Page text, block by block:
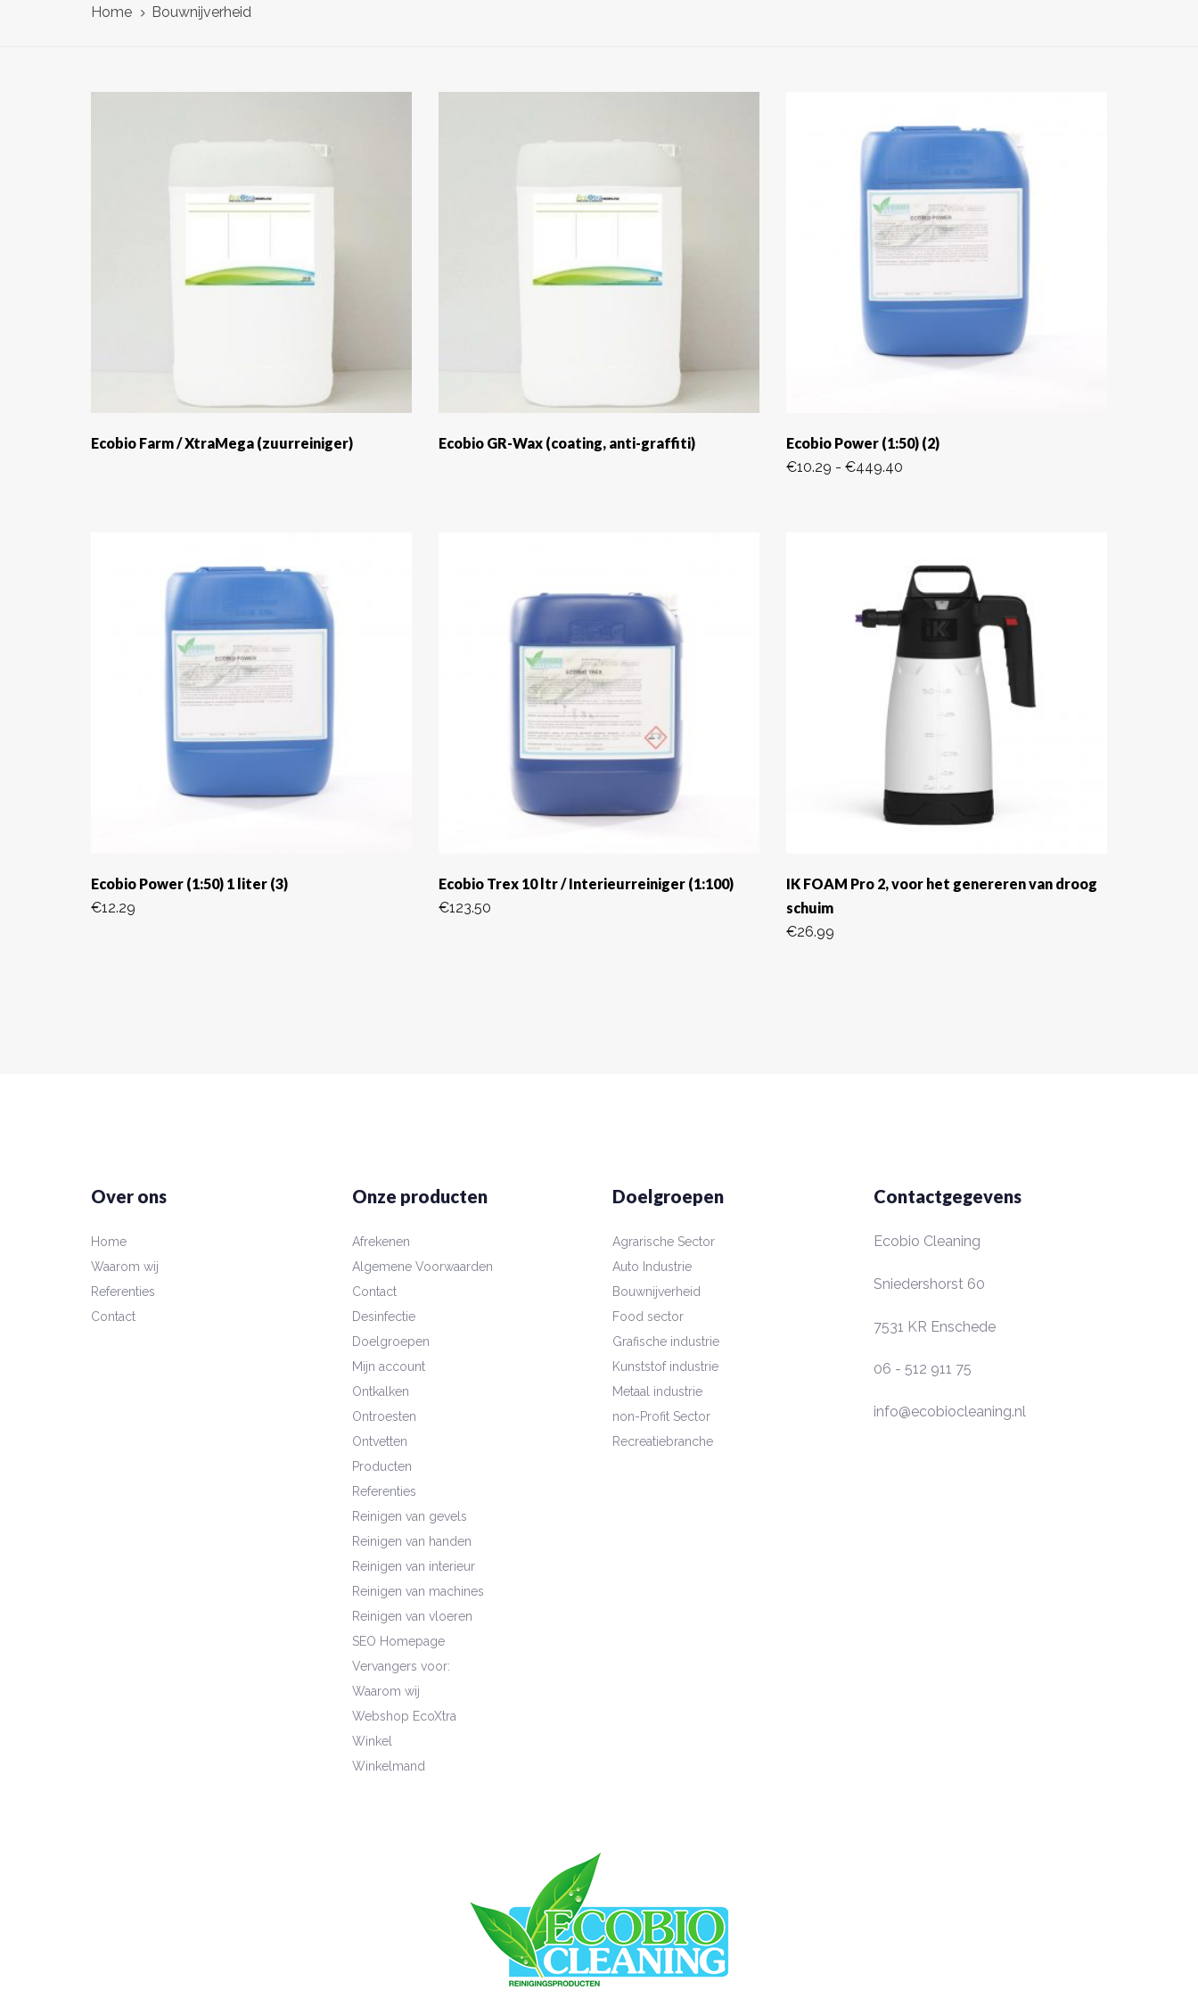
Home Bouwnijverheid
Ecobio Farm / XtraMega (zuurreiniger) Ecobio GR-Wax (coating, anti-graffiti)
Ecobio Power (1:50) (2)
€10.29 - €449.40
Ecobio Power (1:50) 1 liter (3)
€12.29
Ecobio Trex 10 ltr / Interieurreiniger (1:100)
€123.50
IK FOAM Pro 2, voor het genereren van droog
schuim
€26.99
Over ons
Home
Waarom wij
Referenties
Contact
Onze producten
Afrekenen
Algemene Voorwaarden
Contact
Desinfectie
Doelgroepen
Mijn account
Ontkalken
Ontroesten
Ontvetten
Producten
Referenties
Reinigen van gevels
Reinigen van handen
Reinigen van interieur
Reinigen van machines
Reinigen van vloeren
SEO Homepage
Vervangers voor:
Waarom wij
Webshop EcoXtra
Winkel
Winkelmand
Doelgroepen
Agrarische Sector
Auto Industrie
Bouwnijverheid
Food sector
Grafische industrie
Kunststof industrie
Metaal industrie
non-Profit Sector
Recreatiebranche
Contactgegevens
Ecobio Cleaning
Sniedershorst 60
7531 KR Enschede
06 - 512 911 75
info@ecobiocleaning.nl